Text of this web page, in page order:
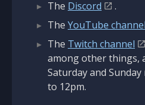
The Discord
.
The YouTube channel
The Twitch channel
among other things,
Saturday and
to 12pm.